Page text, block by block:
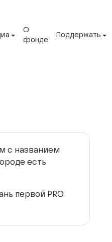
О
фонде
Поддержать
с названием
есть
первой PRO